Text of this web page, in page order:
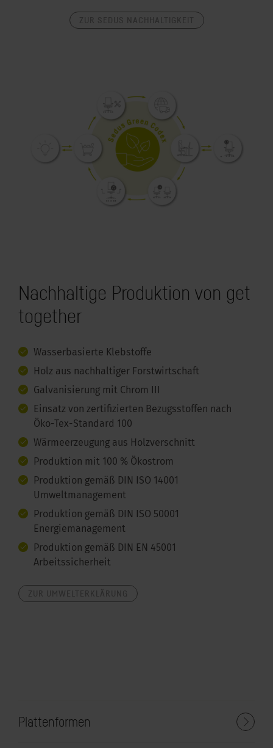
Nachhaltige Produktion von get
together
Wasserbasierte Klebstoffe
Holz aus nachhaltiger Forstwirtschaft
Galvanisierung mit Chrom III
Einsatz von zertifizierten Bezugsstoffen nach
Öko-Tex-Standard 100
Wärmeerzeugung aus Holzverschnitt
Produktion mit 100 % Ökostrom
Produktion gemäß DIN ISO 14001
Umweltmanagement
Produktion gemäß DIN ISO 50001
Energiemanagement
Produktion gemäß DIN EN 45001
Arbeitssicherheit
Plattenformen